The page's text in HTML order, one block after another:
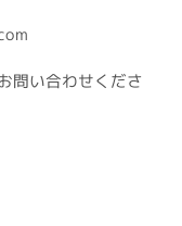
問い合わせくださ